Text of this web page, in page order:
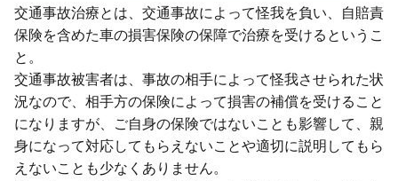
交通事故治療とは、交通事故によって怪我を負い、⾃賠責
保険を含めた⾞の損害保険の保障で治療を受けるというこ
と。
交通事故被害者は、事故の相⼿によって怪我させられた状
況なので、相⼿⽅の保険によって損害の補償を受けること
になりますが、ご⾃⾝の保険ではないことも影響して、親
⾝になって対応してもらえないことや適切に説明してもら
えないことも少なくありません。